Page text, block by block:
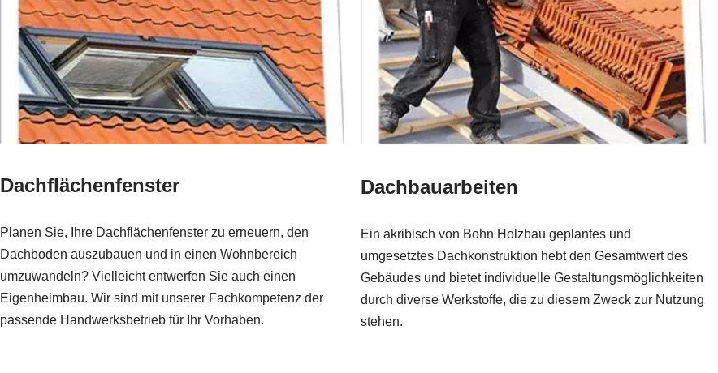
Dachflächenfenster
Planen Sie, Ihre Dachflächenfenster zu erneuern, den
Dachboden auszubauen und in einen Wohnbereich
umzuwandeln? Vielleicht entwerfen Sie auch einen
Eigenheimbau. Wir sind mit unserer Fachkompetenz der
passende Handwerksbetrieb für Ihr Vorhaben.
Dachbauarbeiten
Ein akribisch von Bohn Holzbau geplantes und
umgesetztes Dachkonstruktion hebt den Gesamtwert des
Gebäudes und bietet individuelle Gestaltungsmöglichkeiten
durch diverse Werkstoffe, die zu diesem Zweck zur Nutzung
stehen.